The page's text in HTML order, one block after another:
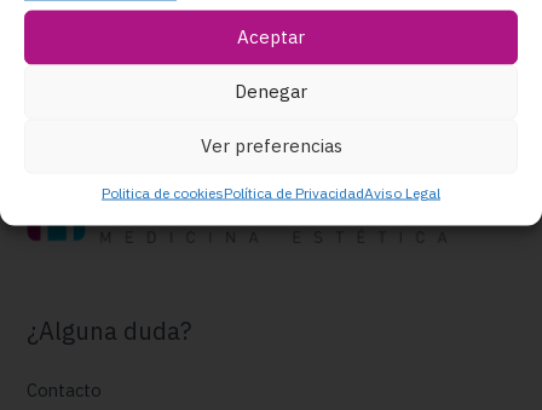
Aceptar
Denegar
Ver preferencias
Politica de cookiesPolítica de PrivacidadAviso Legal
¿Alguna duda?
Contacto